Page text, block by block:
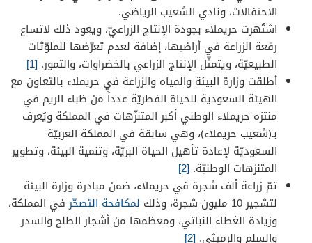
الاحتفالات، ونادي الشعيب الرياضي.
اشتُهرت حريملاء بجودة الإنتاج الزراعيّ، ويعود ذلك لاتساع
رقعة الزراعة في أراضيها، إضافة لعدم تعرّضها للملوّثات
الطبيعيّة، ويتمثّل الإنتاج الزراعي بالخضراوات، والتمور. [1]
أطلقت وزارة البيئة والمياه والزراعة في حريملاء بالتعاون مع
الهيئة السعودية للحياة الفطريّة عدداً من ظباء الريم في
منتزه حريملاء الوطني أكبر المتنزّهات في المملكة ويُعرف
بـ(شعيب حريملاء)، وهي سابقة في المملكة العربيّة
السعوديّة لإعادة تأهيل الحياة البريّة، وتنمية البيئة، وتطوير
المتنزهات الوطنيّة. [2]
تمّ زراعة ألف شجرة في حريملاء، ضمن مبادرة وزارة البيئة
لتشجير 10 مليون شجرة، وذلك
لمكافحة التصحّرفي المملكة،
وزيادة الغطاء النباتي، ومعظمها من أشجار الطلح والسدر
والسلم والرميثي. [2]